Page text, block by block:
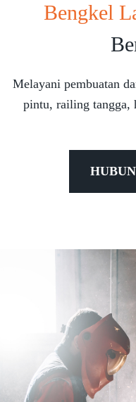
Bengkel
Melayani pembuatan
pintu, railing tangga,